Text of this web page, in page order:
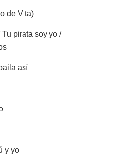
de Vita)
Tu pirata soy yo /
así
y yo